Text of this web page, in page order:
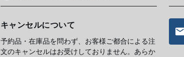
キャンセルについて
予約品・在庫品を問わず、お客様ご都合による注
文のキャンセルはお受けしておりません。あらか